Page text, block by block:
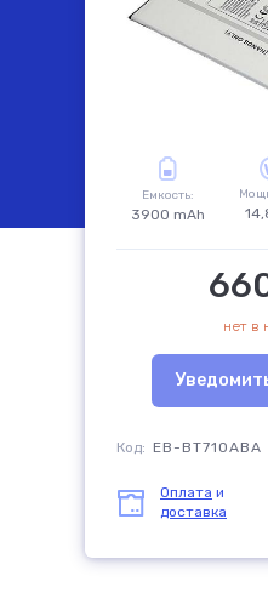
Емкость:
3900 mAh
нет в
Код: EB-BT710ABA
Оплата и
доставка